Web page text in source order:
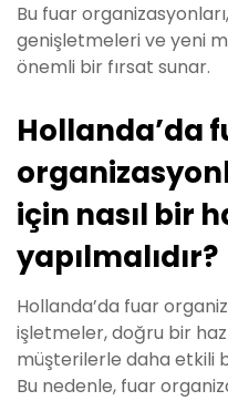
Bu fuar
genişletmeleri ve yeni
önemli bir fırsat sunar.
Hollanda’da
için nasıl bir
yapılmalıdır?
Hollanda’da fuar
işletmeler, doğru bir
müşterilerle daha etkili
Bu nedenle, fuar